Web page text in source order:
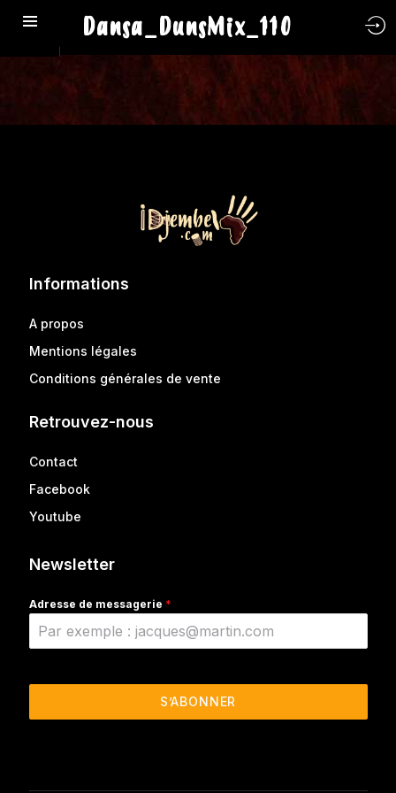
Dansa_DunsMix_110
Informations
A propos
Mentions légales
Conditions générales de vente
Retrouvez-nous
Contact
Facebook
Youtube
Newsletter
Adresse de messagerie *
S’ABONNER